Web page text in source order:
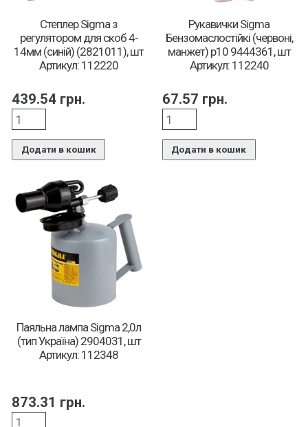
Степлер Sigma з
регулятором для скоб 4-
14мм (синій) (2821011), шт
Артикул: 112220
439.54 грн.
Додати в кошик
Рукавички Sigma
Бензомаслостійкі (червоні,
манжет) р10 9444361, шт
Артикул: 112240
67.57 грн.
Додати в кошик
Паяльна лампа Sigma 2,0л
(тип Україна) 2904031, шт
Артикул: 112348
873.31 грн.